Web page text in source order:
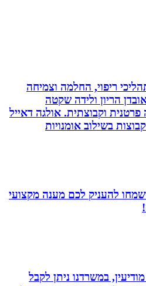
ריפוי, החלמה וצמיחה
הריון ולידה שקטה
וקבוצתית. אולגה דאייל
בשילוב אומנויות‏
להעניק לכם מענה מקצועי
במשרדנו ניתן לקבל